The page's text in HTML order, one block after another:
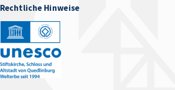
Rechtliche Hinweise